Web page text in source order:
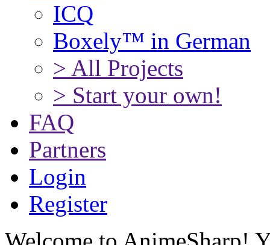
ICQ
Boxely™ in German
> All Projects
> Start your own!
FAQ
Partners
Login
Register